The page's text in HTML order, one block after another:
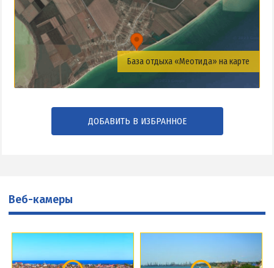
База отдыха «Меотида» на карте
ДОБАВИТЬ В ИЗБРАННОЕ
Веб-камеры